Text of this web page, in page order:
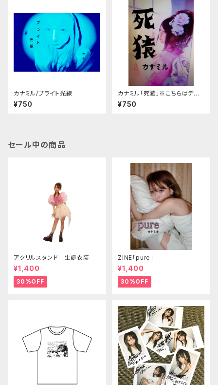
カナミル/ブライト光線
¥750
カナミル「死猿」※こちらはデジ
タルデータになります
¥750
セール中の商品
アクリルスタンド 生誕衣装
¥1,400
30%OFF
ZINE「pure」
¥1,400
30%OFF